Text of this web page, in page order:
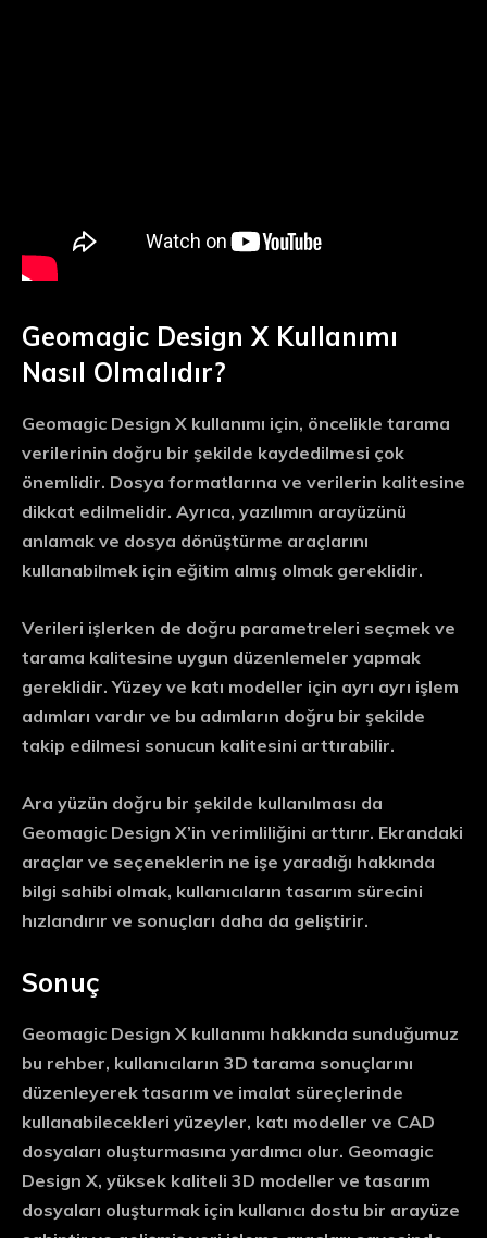
Geomagic Design X Kullanımı
Nasıl Olmalıdır?
Geomagic Design X kullanımı için, öncelikle tarama
verilerinin doğru bir şekilde kaydedilmesi çok
önemlidir. Dosya formatlarına ve verilerin kalitesine
dikkat edilmelidir. Ayrıca, yazılımın arayüzünü
anlamak ve dosya dönüştürme araçlarını
kullanabilmek için eğitim almış olmak gereklidir.
Verileri işlerken de doğru parametreleri seçmek ve
tarama kalitesine uygun düzenlemeler yapmak
gereklidir. Yüzey ve katı modeller için ayrı ayrı işlem
adımları vardır ve bu adımların doğru bir şekilde
takip edilmesi sonucun kalitesini arttırabilir.
Ara yüzün doğru bir şekilde kullanılması da
Geomagic Design X’in verimliliğini arttırır. Ekrandaki
araçlar ve seçeneklerin ne işe yaradığı hakkında
bilgi sahibi olmak, kullanıcıların tasarım sürecini
hızlandırır ve sonuçları daha da geliştirir.
Sonuç
Geomagic Design X kullanımı hakkında sunduğumuz
bu rehber, kullanıcıların 3D tarama sonuçlarını
düzenleyerek tasarım ve imalat süreçlerinde
kullanabilecekleri yüzeyler, katı modeller ve CAD
dosyaları oluşturmasına yardımcı olur. Geomagic
Design X, yüksek kaliteli 3D modeller ve tasarım
dosyaları oluşturmak için kullanıcı dostu bir arayüze